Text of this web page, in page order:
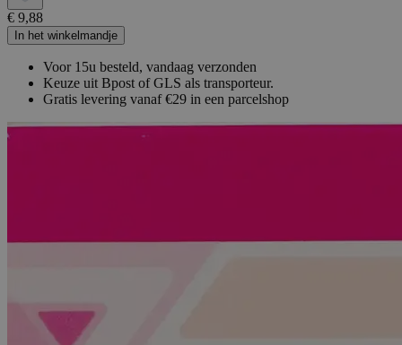
€ 9,88
In het winkelmandje
Voor 15u besteld, vandaag verzonden
Keuze uit Bpost of GLS als transporteur.
Gratis levering vanaf €29 in een parcelshop